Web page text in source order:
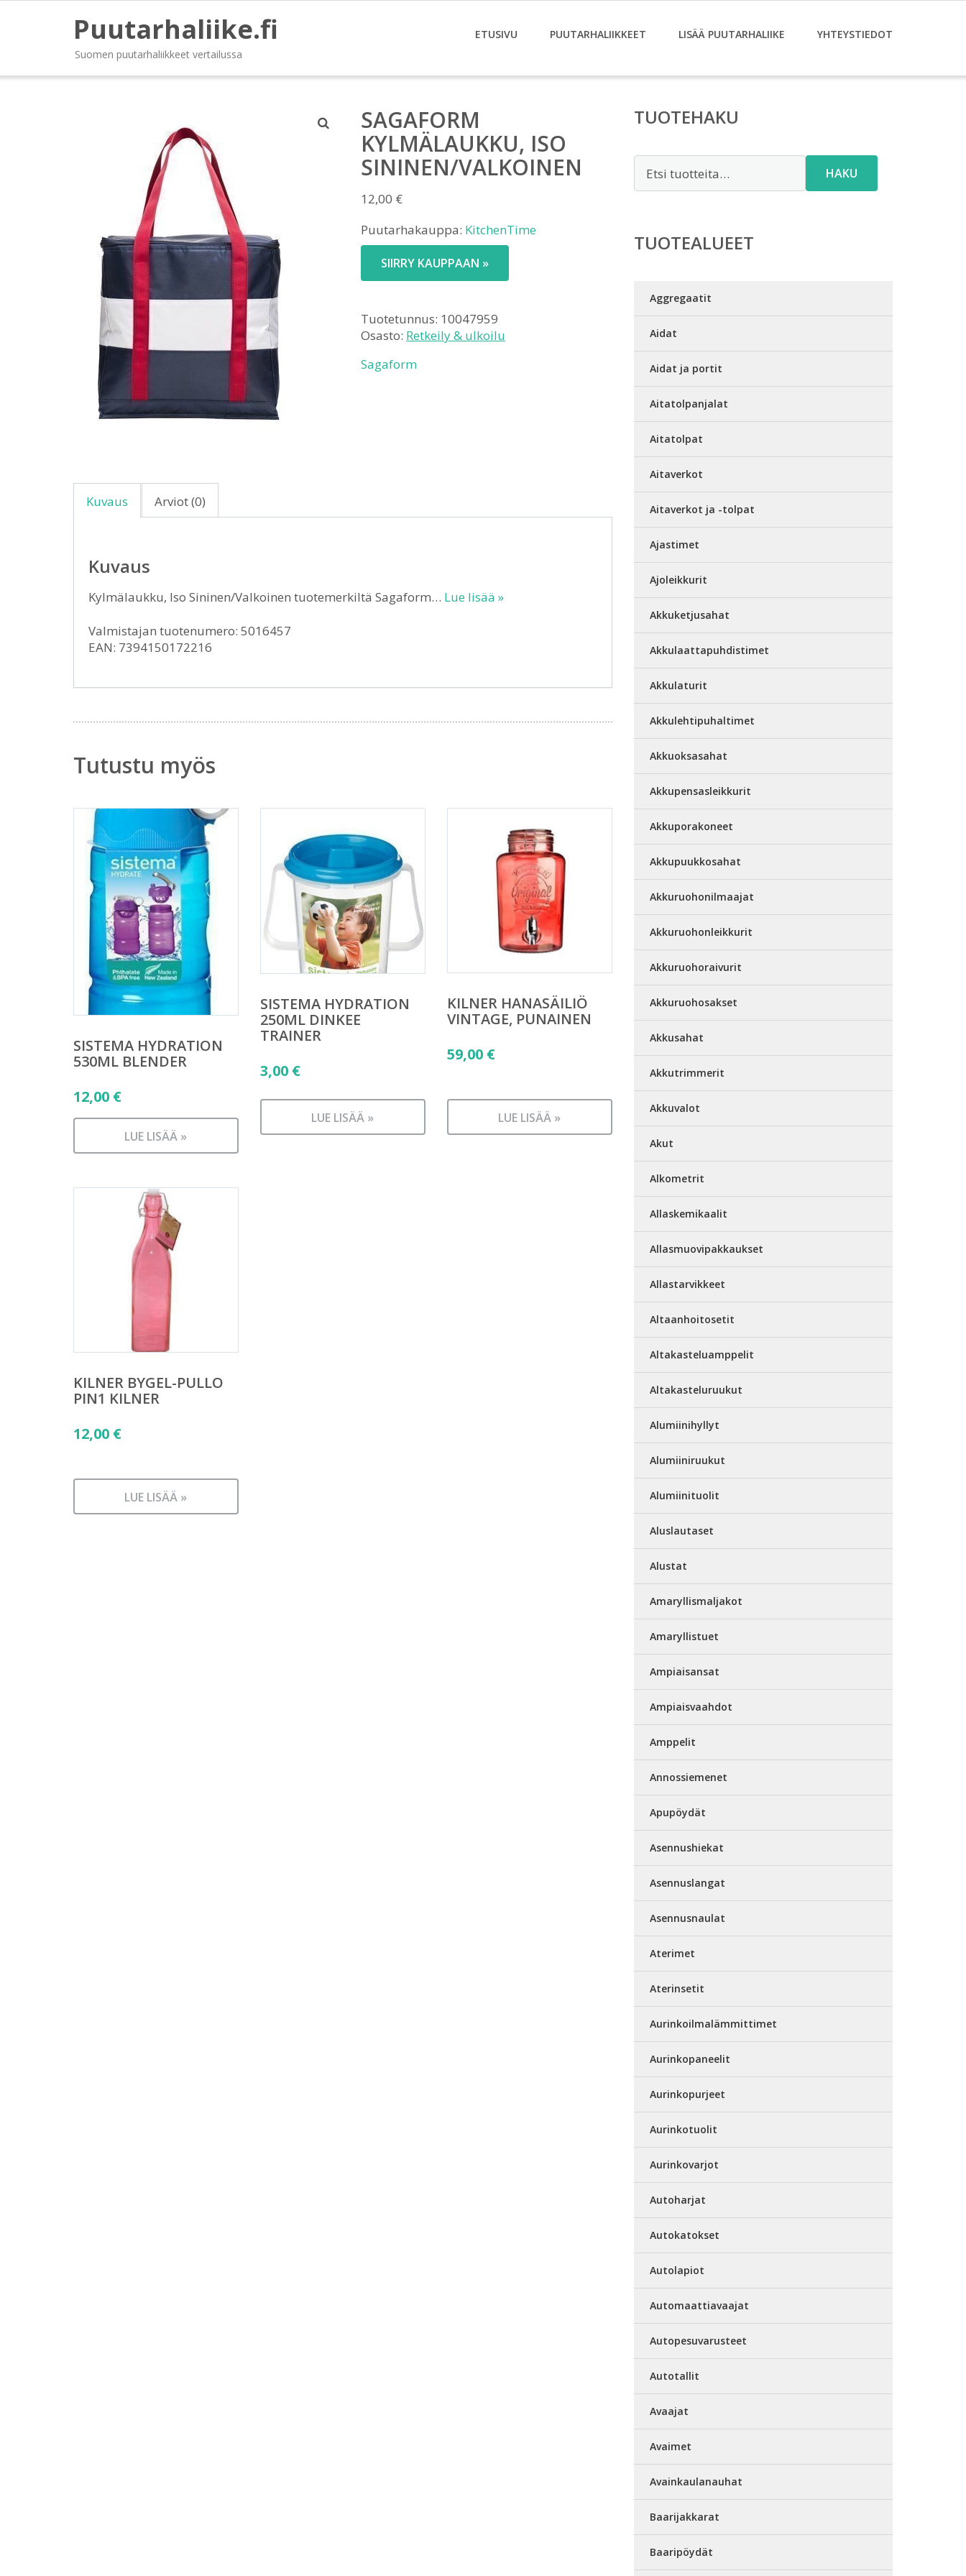
Puutarhaliike.fi
Suomen puutarhaliikkeet vertailussa
ETUSIVU PUUTARHALIIKKEET LISÄÄ PUUTARHALIIKE YHTEYSTIEDOT
SAGAFORM
KYLMÄLAUKKU, ISO
SININEN/VALKOINEN
12,00 €
Puutarhakauppa: KitchenTime
SIIRRY KAUPPAAN »
Tuotetunnus: 10047959
Osasto: Retkeily & ulkoilu
Sagaform
Kuvaus Arviot (0)
Kuvaus
Kylmälaukku, Iso Sininen/Valkoinen tuotemerkiltä Sagaform… Lue lisää »
Valmistajan tuotenumero: 5016457
EAN: 7394150172216
Tutustu myös
SISTEMA HYDRATION
530ML BLENDER
12,00 €
LUE LISÄÄ »
SISTEMA HYDRATION
250ML DINKEE
TRAINER
3,00 €
LUE LISÄÄ »
KILNER HANASÄILIÖ
VINTAGE, PUNAINEN
59,00 €
LUE LISÄÄ »
KILNER BYGEL-PULLO
PIN1 KILNER
12,00 €
LUE LISÄÄ »
TUOTEHAKU
HAKU
TUOTEALUEET
Aggregaatit
Aidat
Aidat ja portit
Aitatolpanjalat
Aitatolpat
Aitaverkot
Aitaverkot ja -tolpat
Ajastimet
Ajoleikkurit
Akkuketjusahat
Akkulaattapuhdistimet
Akkulaturit
Akkulehtipuhaltimet
Akkuoksasahat
Akkupensasleikkurit
Akkuporakoneet
Akkupuukkosahat
Akkuruohonilmaajat
Akkuruohonleikkurit
Akkuruohoraivurit
Akkuruohosakset
Akkusahat
Akkutrimmerit
Akkuvalot
Akut
Alkometrit
Allaskemikaalit
Allasmuovipakkaukset
Allastarvikkeet
Altaanhoitosetit
Altakasteluamppelit
Altakasteluruukut
Alumiinihyllyt
Alumiiniruukut
Alumiinituolit
Aluslautaset
Alustat
Amaryllismaljakot
Amaryllistuet
Ampiaisansat
Ampiaisvaahdot
Amppelit
Annossiemenet
Apupöydät
Asennushiekat
Asennuslangat
Asennusnaulat
Aterimet
Aterinsetit
Aurinkoilmalämmittimet
Aurinkopaneelit
Aurinkopurjeet
Aurinkotuolit
Aurinkovarjot
Autoharjat
Autokatokset
Autolapiot
Automaattiavaajat
Autopesuvarusteet
Autotallit
Avaajat
Avaimet
Avainkaulanauhat
Baarijakkarat
Baaripöydät